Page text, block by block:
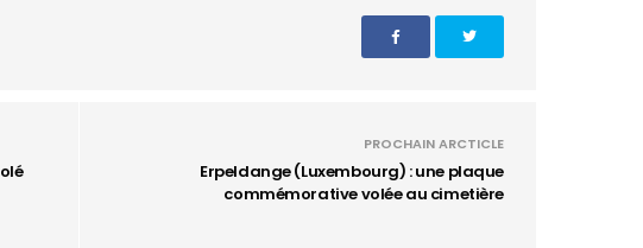
PROCHAIN ARCTICLE
Erpeldange (Luxembourg) : une plaque
commémorative volée au cimetière